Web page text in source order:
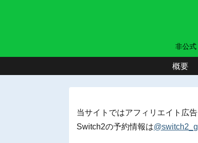
非公式
概要
当サイトではアフィリエイト広告
Switch2の予約情報は